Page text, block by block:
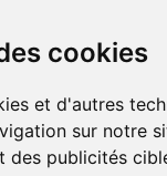
cookies
et d'autres
sur notre
des publicités